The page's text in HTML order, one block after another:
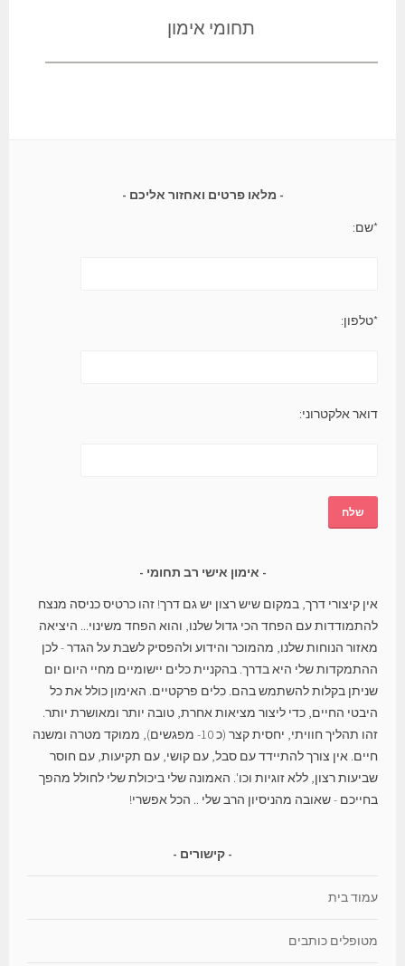
תחומי אימון
מלאו פרטים ואחזור אליכם
*שם:
*טלפון:
דואר אלקטרוני:
אימון אישי רב תחומי
אין קיצורי דרך, במקום שיש רצון יש גם דרך! זהו כרטיס כניסה מנצח
להתמודדות עם הפחד הכי גדול שלנו, והוא הפחד משינוי... היציאה
מאזור הנוחות שלנו, מהמוכר והידוע ולהפסיק לשבת על הגדר - לכן
ההתמקדות שלי היא בדרך. בהקניית כלים יישומיים מחיי היום יום
שניתן בקלות להשתמש בהם. כלים פרקטיים. האימון כולל את כל
היבטי החיים, כדי ליצור מציאות אחרת, טובה יותר ומאושרת יותר.
זהו תהליך חוויתי, יחסית קצר (כ 10- מפגשים), ממוקד מטרה ומשנה
חיים. אין צורך להתיידד עם סבל, עם קושי, עם תקיעות, עם חוסר
שביעות רצון, ללא זוגיות וכו'. האמונה שלי ביכולת שלי לחולל מהפך
בחייכם - שאובה מהניסיון הרב שלי .. הכל אפשרי!
קישורים
עמוד בית
מטופלים כותבים